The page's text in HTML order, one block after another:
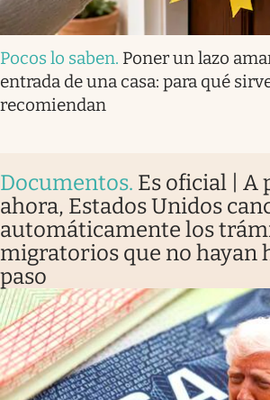
Pocos lo saben. Poner un lazo
entrada de una casa: para qué
recomiendan
Documentos. Es oficial | A
ahora, Estados Unidos
automáticamente los
migratorios que no hayan
paso